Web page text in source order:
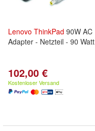
Lenovo ThinkPad 90W AC
Adapter - Netzteil - 90 Watt
102,00 €
Kostenloser Versand